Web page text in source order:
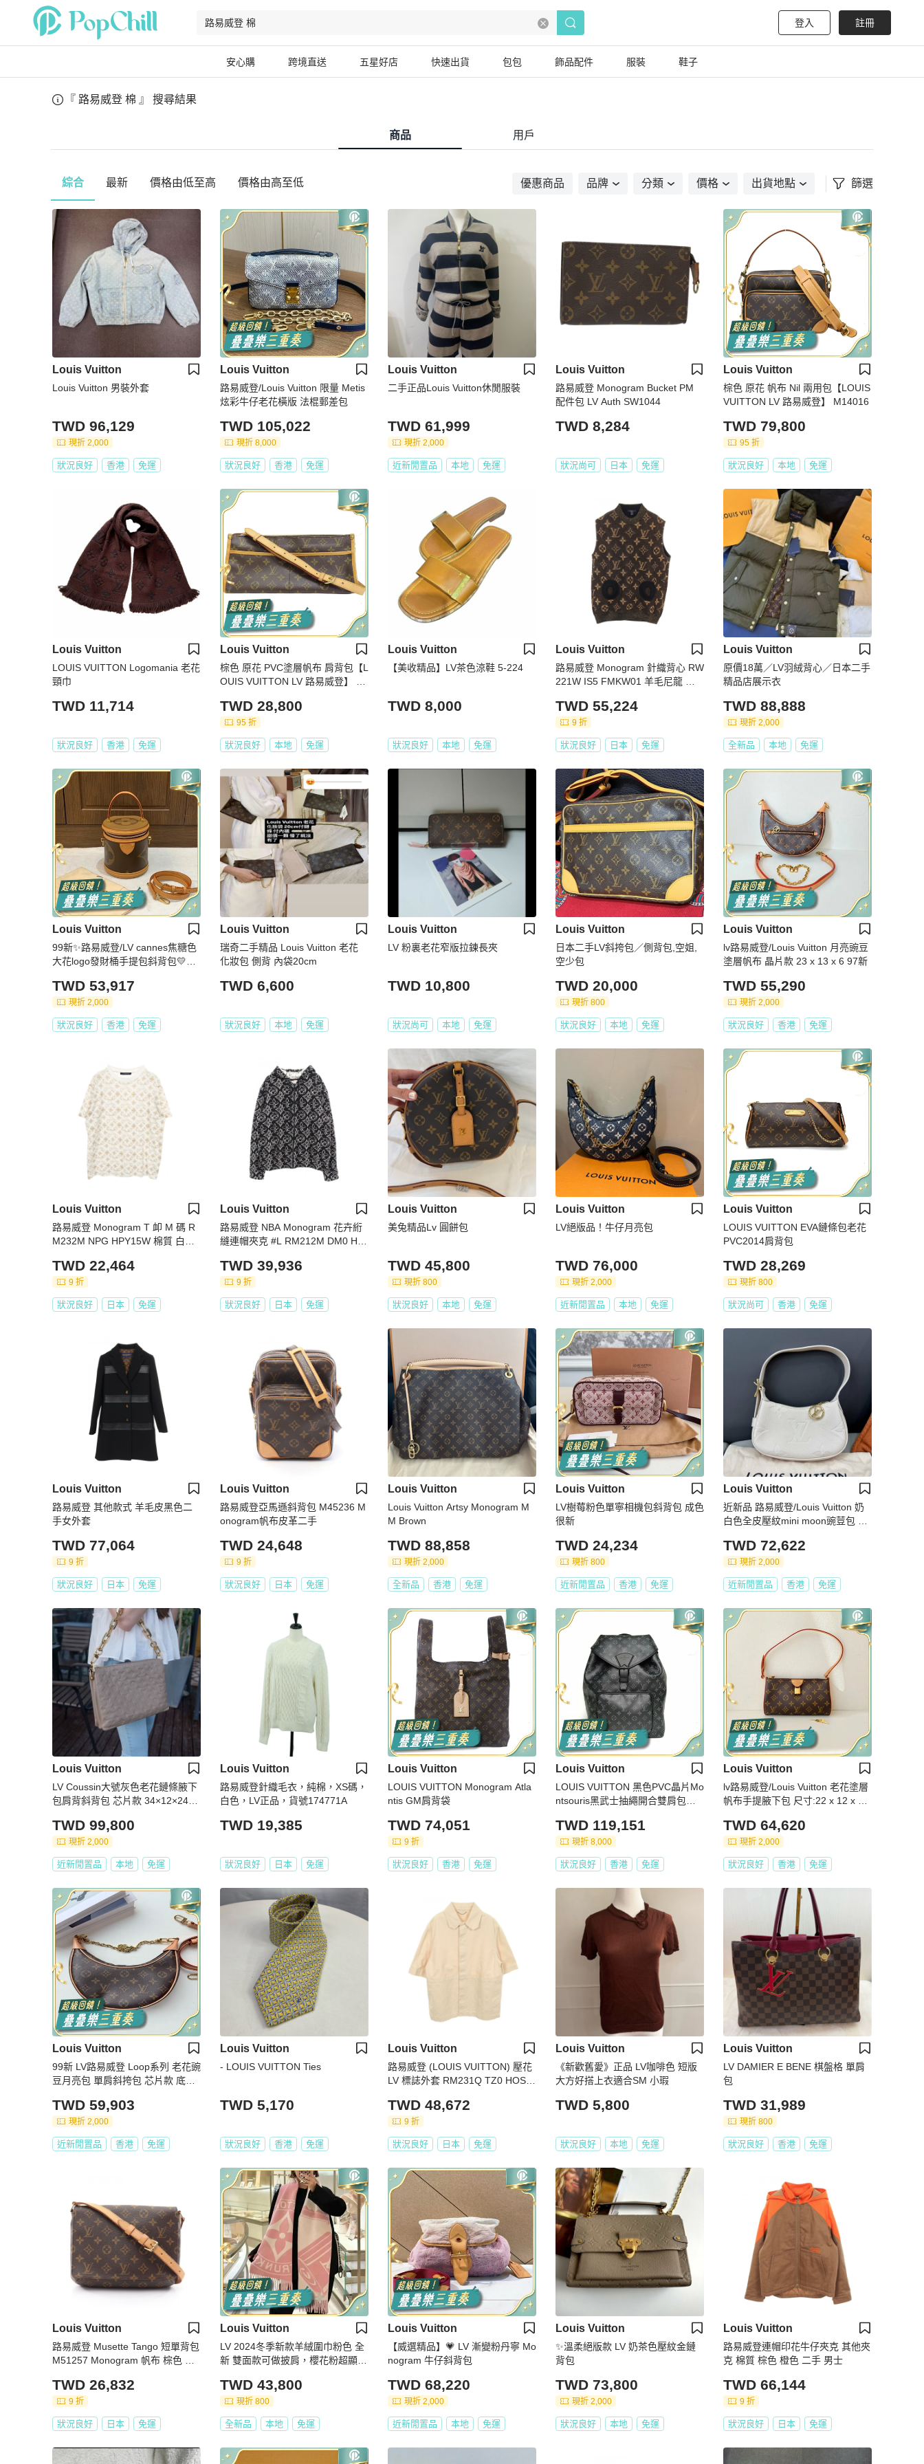
登入 註冊
安心購 跨境直送 五星好店 快速出貨 包包 飾品配件 服裝 鞋子
『 路易威登 棉 』 搜尋結果
商品 用戶
綜合 最新 價格由低至高 價格由高至低 優惠商品 品牌 分類 價格 出貨地點 篩選
Louis Vuitton
Louis Vuitton 男裝外套
TWD 96,129
現折 2,000
狀況良好 香港 免運
Louis Vuitton
路易威登/Louis Vuitton 限量 Metis
炫彩牛仔老花橫版 法棍郵差包
TWD 105,022
現折 8,000
狀況良好 香港 免運
Louis Vuitton
二手正品Louis Vuitton休閒服裝
TWD 61,999
現折 2,000
近新閒置品 本地 免運
Louis Vuitton
路易威登 Monogram Bucket PM
配件包 LV Auth SW1044
TWD 8,284
狀況尚可 日本 免運
Louis Vuitton
棕色 原花 帆布 Nil 兩用包【LOUIS
VUITTON LV 路易威登】 M14016
TWD 79,800
95 折
狀況良好 本地 免運
Louis Vuitton
LOUIS VUITTON Logomania 老花
頸巾
TWD 11,714
狀況良好 香港 免運
Louis Vuitton
棕色 原花 PVC塗層帆布 肩背包【L
OUIS VUITTON LV 路易威登】 M
TWD 28,800
95 折
狀況良好 本地 免運
Louis Vuitton
【美收精品】LV茶色涼鞋 5-224
TWD 8,000
狀況良好 本地 免運
Louis Vuitton
路易威登 Monogram 針織背心 RW
221W IS5 FMKW01 羊毛尼龍 黑
TWD 55,224
9 折
狀況良好 日本 免運
Louis Vuitton
原價18萬／LV羽絨背心／日本二手
精品店展示衣
TWD 88,888
現折 2,000
全新品 本地 免運
Louis Vuitton
99新✨路易威登/LV cannes焦糖色
大花logo發財桶手提包斜背包💛正
TWD 53,917
現折 2,000
狀況良好 香港 免運
Louis Vuitton
瑞奇二手精品 Louis Vuitton 老花
化妝包 側背 內袋20cm
TWD 6,600
狀況良好 本地 免運
Louis Vuitton
LV 粉裏老花窄版拉鍊長夾
TWD 10,800
狀況尚可 本地 免運
Louis Vuitton
日本二手LV斜挎包／側背包,空姐,
空少包
TWD 20,000
現折 800
狀況良好 本地 免運
Louis Vuitton
lv路易威登/Louis Vuitton 月亮豌豆
塗層帆布 晶片款 23 x 13 x 6 97新
TWD 55,290
現折 2,000
狀況良好 香港 免運
Louis Vuitton
路易威登 Monogram T 卹 M 碼 R
M232M NPG HPY15W 棉質 白金
TWD 22,464
9 折
狀況良好 日本 免運
Louis Vuitton
路易威登 NBA Monogram 花卉絎
縫連帽夾克 #L RM212M DM0 HLY
TWD 39,936
9 折
狀況良好 日本 免運
Louis Vuitton
美兔精品Lv 圓餅包
TWD 45,800
現折 800
狀況良好 本地 免運
Louis Vuitton
LV絕版品！牛仔月亮包
TWD 76,000
現折 2,000
近新閒置品 本地 免運
Louis Vuitton
LOUIS VUITTON EVA鏈條包老花
PVC2014肩背包
TWD 28,269
現折 800
狀況尚可 香港 免運
Louis Vuitton
路易威登 其他款式 羊毛皮黑色二
手女外套
TWD 77,064
9 折
狀況良好 日本 免運
Louis Vuitton
路易威登亞馬遜斜背包 M45236 M
onogram帆布皮革二手
TWD 24,648
9 折
狀況良好 日本 免運
Louis Vuitton
Louis Vuitton Artsy Monogram M
M Brown
TWD 88,858
現折 2,000
全新品 香港 免運
Louis Vuitton
LV樹莓粉色單寧相機包斜背包 成色
很新
TWD 24,234
現折 800
近新閒置品 香港 免運
Louis Vuitton
近新品 路易威登/Louis Vuitton 奶
白色全皮壓紋mini moon豌荳包 芯
TWD 72,622
現折 2,000
近新閒置品 香港 免運
Louis Vuitton
LV Coussin大號灰色老花鏈條腋下
包肩背斜背包 芯片款 34×12×24c
TWD 99,800
現折 2,000
近新閒置品 本地 免運
Louis Vuitton
路易威登針織毛衣，純棉，XS碼，
白色，LV正品，貨號174771A
TWD 19,385
狀況良好 日本 免運
Louis Vuitton
LOUIS VUITTON Monogram Atla
ntis GM肩背袋
TWD 74,051
9 折
狀況良好 香港 免運
Louis Vuitton
LOUIS VUITTON 黑色PVC晶片Mo
ntsouris黑武士抽繩開合雙肩包肩
TWD 119,151
現折 8,000
狀況良好 香港 免運
Louis Vuitton
lv路易威登/Louis Vuitton 老花塗層
帆布手提腋下包 尺寸:22 x 12 x 5.5
TWD 64,620
現折 2,000
狀況良好 香港 免運
Louis Vuitton
99新 LV路易威登 Loop系列 老花豌
豆月亮包 單肩斜挎包 芯片款 底長2
TWD 59,903
現折 2,000
近新閒置品 香港 免運
Louis Vuitton
- LOUIS VUITTON Ties
TWD 5,170
狀況良好 香港 免運
Louis Vuitton
路易威登 (LOUIS VUITTON) 壓花
LV 標誌外套 RM231Q TZ0 HOS4
TWD 48,672
9 折
狀況良好 日本 免運
Louis Vuitton
《新歡舊愛》正品 LV咖啡色 短版
大方好搭上衣適合SM 小瑕
TWD 5,800
狀況良好 本地 免運
Louis Vuitton
LV DAMIER E BENE 棋盤格 單肩
包
TWD 31,989
現折 800
狀況良好 香港 免運
Louis Vuitton
路易威登 Musette Tango 短單背包
M51257 Monogram 帆布 棕色 二
TWD 26,832
9 折
狀況良好 日本 免運
Louis Vuitton
LV 2024冬季新款羊絨圍巾粉色 全
新 雙面款可做披肩，櫻花粉超顯白
m
TWD 43,800
現折 800
全新品 本地 免運
Louis Vuitton
【威選精品】💗 LV 漸變粉丹寧 Mo
nogram 牛仔斜背包
TWD 68,220
現折 2,000
近新閒置品 本地 免運
Louis Vuitton
✨溫柔絕版款 LV 奶茶色壓紋金鏈
背包
TWD 73,800
現折 2,000
狀況良好 本地 免運
Louis Vuitton
路易威登連帽印花牛仔夾克 其他夾
克 棉質 棕色 橙色 二手 男士
TWD 66,144
9 折
狀況良好 日本 免運